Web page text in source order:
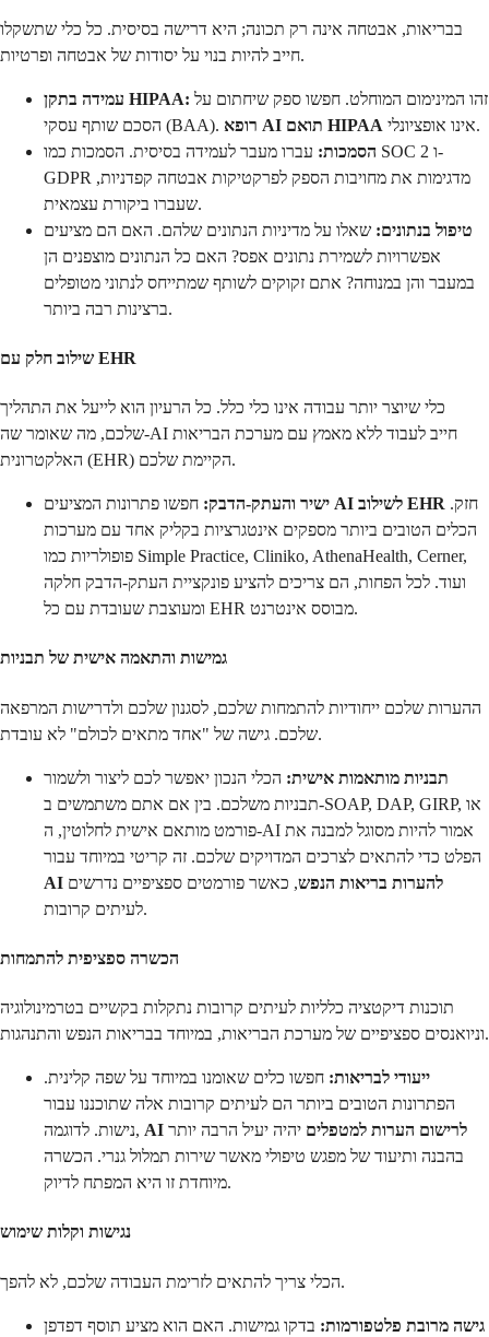
בבריאות, אבטחה אינה רק תכונה; היא דרישה בסיסית. כל כלי שתשקלו
חייב להיות בנוי על יסודות של אבטחה ופרטיות.
עמידה בתקן HIPAA:
הסכם שותף עסקי (BAA).
רופא AI תואם HIPAA
אינו אופציונלי.
הסמכות: עברו מעבר לעמידה בסיסית. הסמכות כמו SOC 2 ו-
GDPR מדגימות את מחויבות הספק לפרקטיקות אבטחה קפדניות,
שעברו ביקורת עצמאית.
טיפול בנתונים: שאלו על מדיניות הנתונים שלהם. האם הם מציעים
אפשרויות לשמירת נתונים אפס? האם כל הנתונים מוצפנים הן
במעבר והן במנוחה? אתם זקוקים לשותף שמתייחס לנתוני מטופלים
ברצינות רבה ביותר.
שילוב חלק עם EHR
כלי שיוצר יותר עבודה אינו כלי כלל. כל הרעיון הוא לייעל את התהליך
שלכם, מה שאומר שה-AI חייב לעבוד ללא מאמץ עם מערכת הבריאות
האלקטרונית (EHR) הקיימת שלכם.
ישיר והעתק-הדבק: AI לשילוב EHR
הכלים הטובים ביותר מספקים אינטגרציות בקליק אחד עם מערכות
פופולריות כמו Simple Practice, Cliniko, AthenaHealth, Cerner,
ועוד. לכל הפחות, הם צריכים להציע פונקציית העתק-הדבק חלקה
ומעוצבת שעובדת עם כל EHR מבוסס אינטרנט.
גמישות והתאמה אישית של תבניות
ההערות שלכם ייחודיות להתמחות שלכם, לסגנון שלכם ולדרישות המרפאה
שלכם. גישה של "אחד מתאים לכולם" לא עובדת.
תבניות מותאמות אישית: הכלי הנכון יאפשר לכם ליצור ולשמור
תבניות משלכם. בין אם אתם משתמשים ב-SOAP, DAP, GIRP, או
פורמט מותאם אישית לחלוטין, ה-AI אמור להיות מסוגל למבנה את
הפלט כדי להתאים לצרכים המדויקים שלכם. זה קריטי במיוחד עבור
AI להערות בריאות הנפש, כאשר פורמטים ספציפיים נדרשים
לעיתים קרובות.
הכשרה ספציפית להתמחות
תוכנות דיקטציה כלליות לעיתים קרובות נתקלות בקשיים בטרמינולוגיה
וניואנסים ספציפיים של מערכת הבריאות, במיוחד בבריאות הנפש והתנהגות.
ייעודי לבריאות: חפשו כלים שאומנו במיוחד על שפה קלינית.
הפתרונות הטובים ביותר הם לעיתים קרובות אלה שתוכננו עבור
נישות. לדוגמה,
AI לרישום הערות למטפלים יהיה יעיל הרבה יותר
בהבנה ותיעוד של מפגש טיפולי מאשר שירות תמלול גנרי. הכשרה
מיוחדת זו היא המפתח לדיוק.
נגישות וקלות שימוש
הכלי צריך להתאים לזרימת העבודה שלכם, לא להפך.
גישה מרובת פלטפורמות: בדקו גמישות. האם הוא מציע תוסף דפדפן